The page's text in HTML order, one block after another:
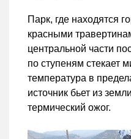
Парк, где находятся
красными
центральной части
по ступеням стекает
температура в
источник бьет из
термический ожог.